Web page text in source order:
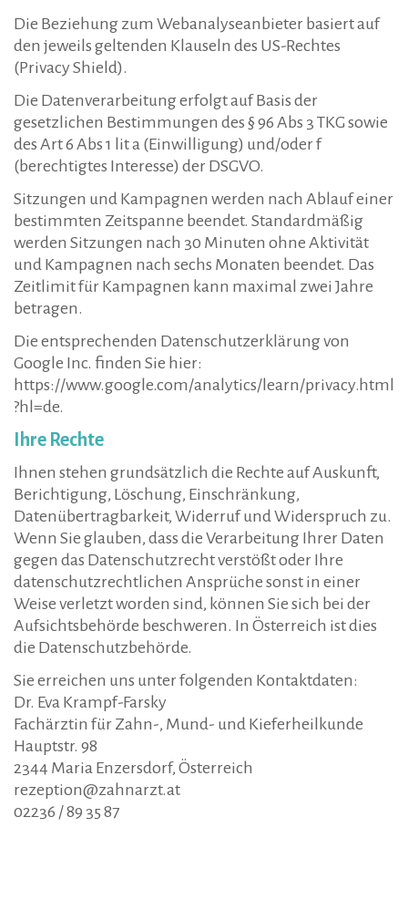
Die Beziehung zum Webanalyseanbieter basiert auf
den jeweils geltenden Klauseln des US-Rechtes
(Privacy Shield).
Die Datenverarbeitung erfolgt auf Basis der
gesetzlichen Bestimmungen des § 96 Abs 3 TKG sowie
des Art 6 Abs 1 lit a (Einwilligung) und/oder f
(berechtigtes Interesse) der DSGVO.
Sitzungen und Kampagnen werden nach Ablauf einer
bestimmten Zeitspanne beendet. Standardmäßig
werden Sitzungen nach 30 Minuten ohne Aktivität
und Kampagnen nach sechs Monaten beendet. Das
Zeitlimit für Kampagnen kann maximal zwei Jahre
betragen.
Die entsprechenden Datenschutzerklärung von
Google Inc. finden Sie hier:
https://www.google.com/analytics/learn/privacy.html
?hl=de.
Ihre Rechte
Ihnen stehen grundsätzlich die Rechte auf Auskunft,
Berichtigung, Löschung, Einschränkung,
Datenübertragbarkeit, Widerruf und Widerspruch zu.
Wenn Sie glauben, dass die Verarbeitung Ihrer Daten
gegen das Datenschutzrecht verstößt oder Ihre
datenschutzrechtlichen Ansprüche sonst in einer
Weise verletzt worden sind, können Sie sich bei der
Aufsichtsbehörde beschweren. In Österreich ist dies
die Datenschutzbehörde.
Sie erreichen uns unter folgenden Kontaktdaten:
Dr. Eva Krampf-Farsky
Fachärztin für Zahn-, Mund- und Kieferheilkunde
Hauptstr. 98
2344 Maria Enzersdorf, Österreich
rezeption@zahnarzt.at
02236 / 89 35 87